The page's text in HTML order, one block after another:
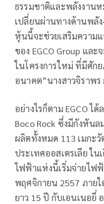
ธรรมชาติและพลังงาน
เปลี่ยนผ่านทางด้านพลัง
หุ้นนี้จะช่วยเสริมความ
ของ EGCO Group แล
ในโครงการใหม่ ที่มีศัก
อนาคต”นางสาวจิราพร
อย่างไรก็ตาม EGCO ไ
Boco Rock ซึ่งมีกังหัน
ผลิตทั้งหมด 113 เมกะวั
ประเทศออสเตรเลีย ใ
ไฟฟ้าแห่งนี้เริ่มจ่ายไฟ
พฤศจิกายน 2557 ภาย
ยาว 15 ปี กับเอนเนอยี่